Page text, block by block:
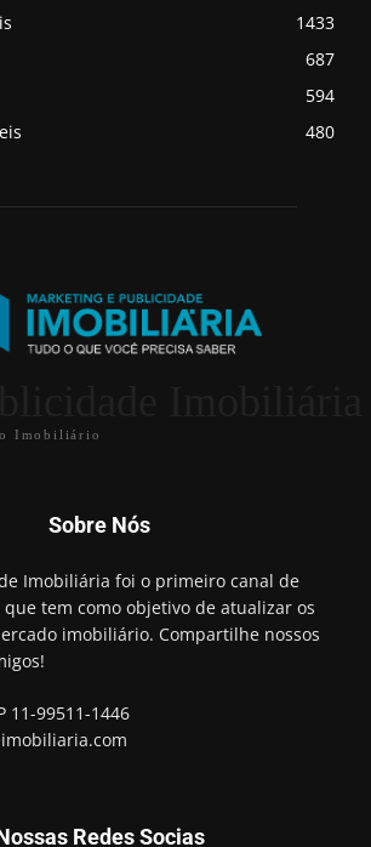
1433
687
594
480
Imobiliário
Sobre Nós
Imobiliária foi o primeiro canal de
tem como objetivo de atualizar os
imobiliário. Compartilhe nossos
11-99511-1446
Redes Socias